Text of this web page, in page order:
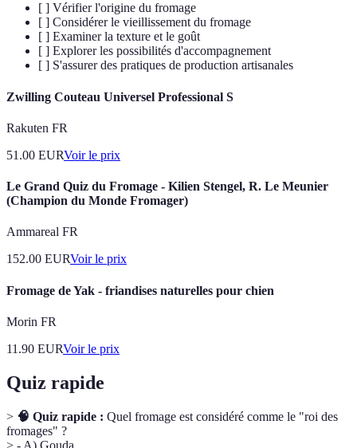
[ ] Vérifier l'origine du fromage
[ ] Considérer le vieillissement du fromage
[ ] Examiner la texture et le goût
[ ] Explorer les possibilités d'accompagnement
[ ] S'assurer des pratiques de production artisanales
Zwilling Couteau Universel Professional S
Rakuten FR
51.00 EURVoir le prix
Le Grand Quiz du Fromage - Kilien Stengel, R. Le Meunier
(Champion du Monde Fromager)
Ammareal FR
152.00 EURVoir le prix
Fromage de Yak - friandises naturelles pour chien
Morin FR
11.90 EURVoir le prix
Quiz rapide
> 🧠 Quiz rapide : Quel fromage est considéré comme le "roi des
fromages" ?
> - A) Gouda